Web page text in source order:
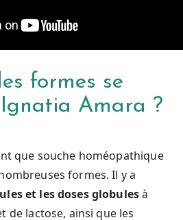
formes se
Amara ?
que souche homéopathique
formes. Il y a
et les doses globulesà
de lactose, ainsi que les